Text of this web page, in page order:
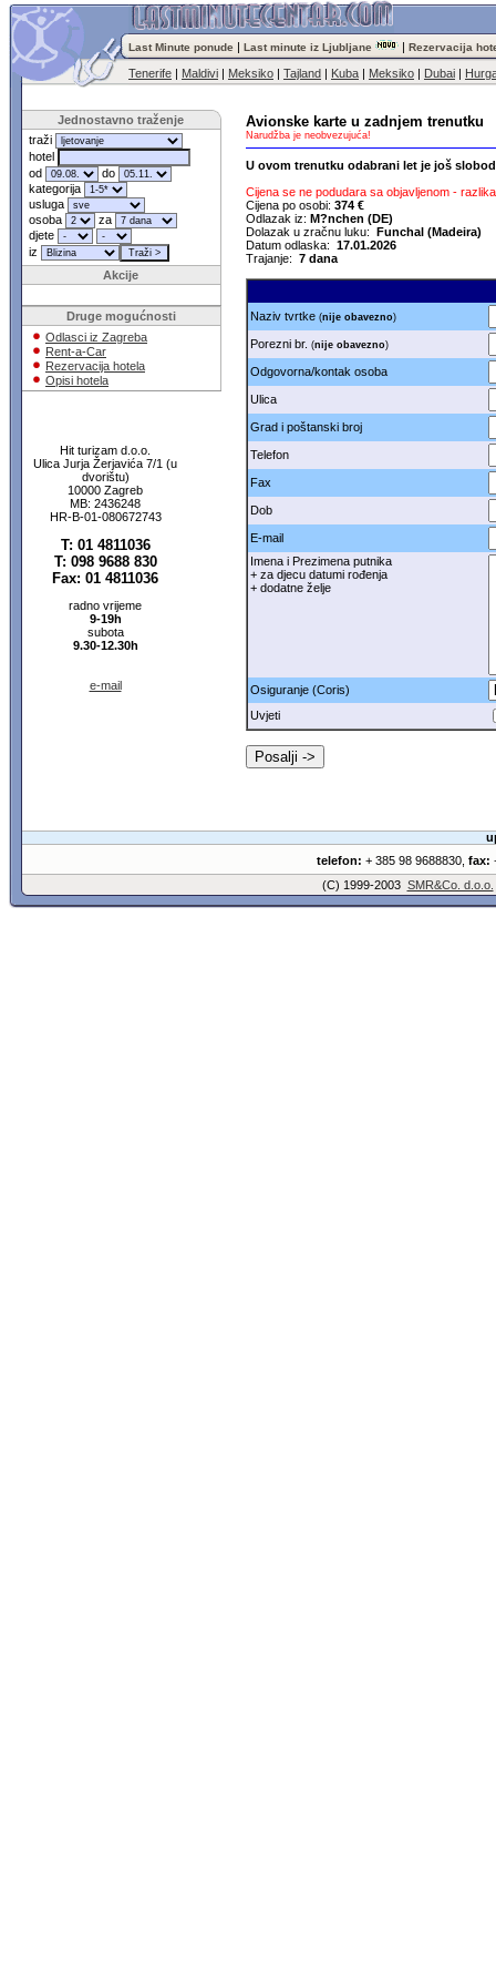
Last Minute ponude | Last minute iz Ljubljane | Rezervacija
Tenerife | Maldivi | Meksiko | Tajland | Kuba | Meksiko | Dubai |
Jednostavno traženje
traži
hotel
od
do
kategorija
usluga
osoba
za
djete
iz
Akcije
Druge mogućnosti
Odlasci iz Zagreba
Rent-a-Car
Rezervacija hotela
Opisi hotela
Hit turizam d.o.o.
Ulica Jurja Žerjavića 7/1 (u
dvorištu)
10000 Zagreb
MB: 2436248
HR-B-01-080672743
T: 01 4811036
T: 098 9688 830
Fax: 01 4811036
radno vrijeme
9-19h
subota
9.30-12.30h
e-mail
Avionske karte u zadnjem trenutku
Narudžba je neobvezujuća!
U ovom trenutku odabrani let je još
Cijena se ne podudara sa objavljenom -
Cijena po osobi: 374 €
Odlazak iz: M?nchen (DE)
Dolazak u zračnu luku: Funchal (Madeira)
Datum odlaska: 17.01.2026
Trajanje: 7 dana
Naziv tvrtke (nije obavezno)
Porezni br. (nije obavezno)
Odgovorna/kontak osoba
Ulica
Grad i poštanski broj
Telefon
Fax
Dob
E-mail
Imena i Prezimena putnika
+ za djecu datumi rođenja
+ dodatne želje
Osiguranje (Coris)
Uvjeti
telefon: + 385 98 9688830, fax:
(C) 1999-2003 SMR&Co. d.o.o.